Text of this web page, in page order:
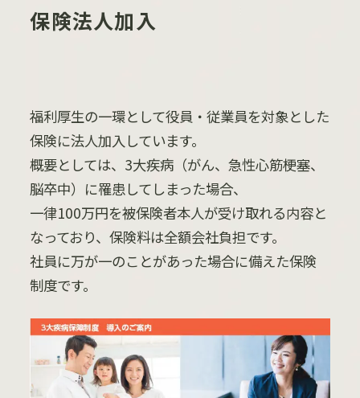
保険法人加入
福利厚生の一環として役員・従業員を対象とした
保険に法人加入しています。
概要としては、3大疾病（がん、急性心筋梗塞、
脳卒中）に罹患してしまった場合、
一律100万円を被保険者本人が受け取れる内容と
なっており、保険料は全額会社負担です。
社員に万が一のことがあった場合に備えた保険
制度です。